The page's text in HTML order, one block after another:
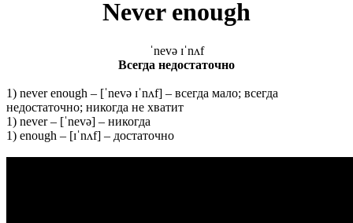
Never enough
ˈnevə ɪˈnʌf
Всегда недостаточно
1) never enough – [ˈnevə ɪˈnʌf] – всегда мало; всегда
недостаточно; никогда не хватит
1) never – [ˈnevə] – никогда
1) enough – [ɪˈnʌf] – достаточно